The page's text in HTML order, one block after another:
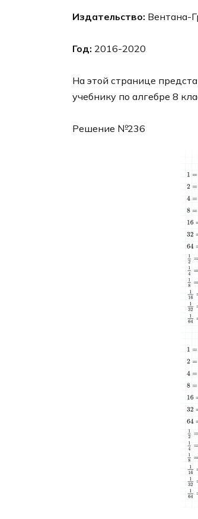
Издательство: Вентана-
Год: 2016-2020
На этой странице
учебнику по алгебре 8
Решение №236